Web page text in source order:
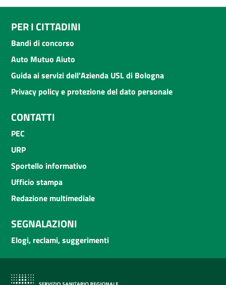
PER I CITTADINI
Bandi di concorso
Auto Mutuo Aiuto
Guida ai servizi dell'Azienda USL di Bologna
Privacy policy e protezione del dato personale
CONTATTI
PEC
URP
Sportello informativo
Ufficio stampa
Redazione multimediale
SEGNALAZIONI
Elogi, reclami, suggerimenti